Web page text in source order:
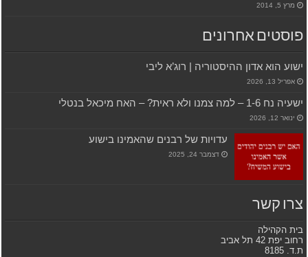
מרץ 5, 2014
פוסטים אחרונים
ישוע הוא אדון ההיסטוריה | רוג’א ליבי
אפריל 13, 2026
ישעיה נח 1-6 – למה צמנו ולא ראית? – האח מיכאל בנטלי
ינואר 12, 2026
עדויות של רבנים שהאמינו בישוע
דצמבר 24, 2025
צרו קשר
בית הקהילה
רחוב יפת 42 תל אביב
ת.ד. 8185